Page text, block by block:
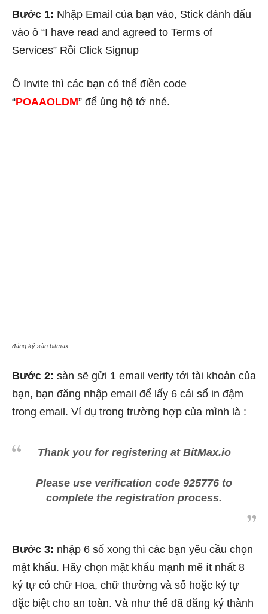
Bước 1: Nhập Email của bạn vào, Stick đánh dấu
vào ô “I have read and agreed to Terms of
Services” Rồi Click Signup
Ô Invite thì các bạn có thể điền code
“POAAOLDM” để ủng hộ tớ nhé.
đăng ký sàn bitmax
Bước 2: sàn sẽ gửi 1 email verify tới tài khoản của
bạn, bạn đăng nhập email để lấy 6 cái số in đậm
trong email. Ví dụ trong trường hợp của mình là :
Thank you for registering at BitMax.io
Please use verification code 925776 to
complete the registration process.
Bước 3: nhập 6 số xong thì các bạn yêu cầu chọn
mật khẩu. Hãy chọn mật khẩu mạnh mẽ ít nhất 8
ký tự có chữ Hoa, chữ thường và số hoặc ký tự
đặc biệt cho an toàn. Và như thế đã đăng ký thành